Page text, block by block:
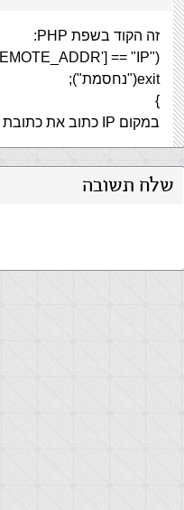
זה הקוד בשפת PHP:
== "IP"){
exit("נחסמת");
}
במקום IP כתוב את כתובת ה-IP של הגולש אותו אתה רוצה לחסום
שלח תשובה